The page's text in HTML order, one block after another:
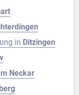
in Ditzingen
Neckar